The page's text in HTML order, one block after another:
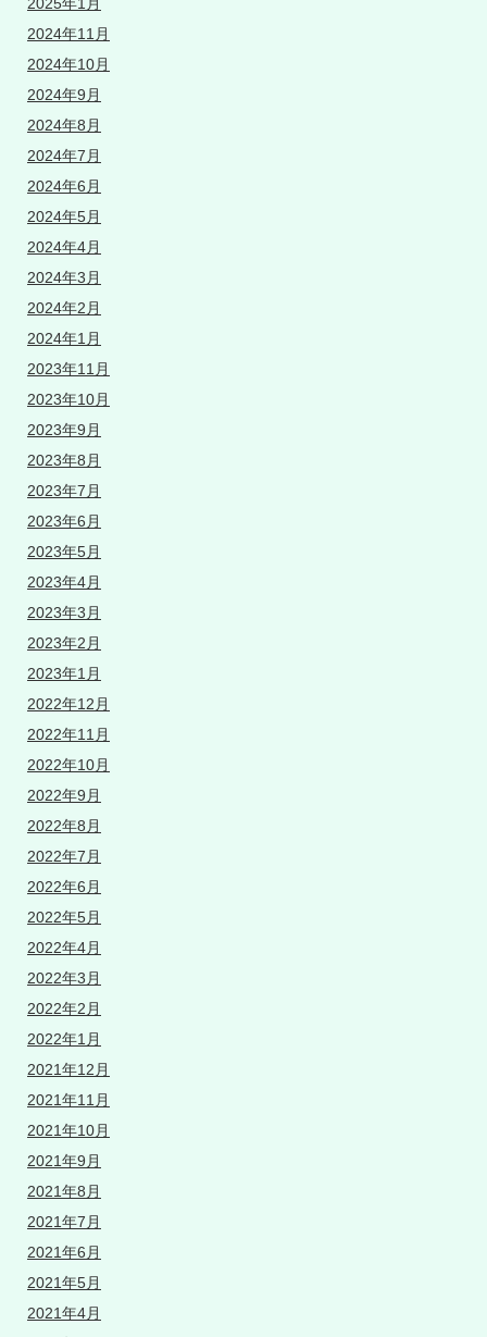
2025年1月
2024年11月
2024年10月
2024年9月
2024年8月
2024年7月
2024年6月
2024年5月
2024年4月
2024年3月
2024年2月
2024年1月
2023年11月
2023年10月
2023年9月
2023年8月
2023年7月
2023年6月
2023年5月
2023年4月
2023年3月
2023年2月
2023年1月
2022年12月
2022年11月
2022年10月
2022年9月
2022年8月
2022年7月
2022年6月
2022年5月
2022年4月
2022年3月
2022年2月
2022年1月
2021年12月
2021年11月
2021年10月
2021年9月
2021年8月
2021年7月
2021年6月
2021年5月
2021年4月